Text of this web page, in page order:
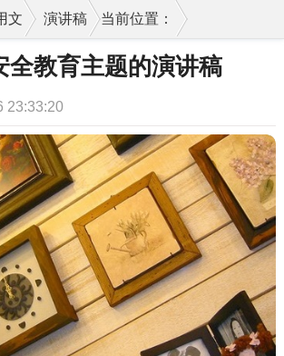
当前位置：
文 演讲稿
全教育主题的演讲稿
23:33:20